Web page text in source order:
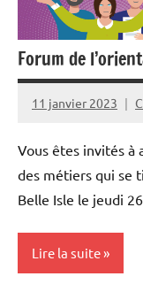
Forum de
11 janvier 2023
Vous êtes invités à
des métiers qui se
Belle Isle le jeudi
Lire la suite